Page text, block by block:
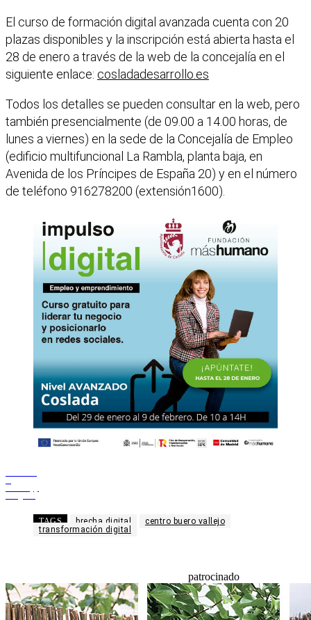
El curso de formación digital avanzada cuenta con 20
plazas disponibles y la inscripción está abierta hasta el
28 de enero a través de la web de la concejalía en el
siguiente enlace: cosladadesarrollo.es
Todos los detalles se pueden consultar en la web, pero
también presencialmente (de 09.00 a 14.00 horas, de
lunes a viernes) en la sede de la Concejalía de Empleo
(edificio multifuncional La Rambla, planta baja, en
Avenida de los Príncipes de España 20) y en el número
de teléfono 916278200 (extensión1600).
TAGS brecha digital
centro buero vallejo
transformación digital
patrocinado